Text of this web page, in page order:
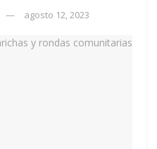
agosto 12, 2023